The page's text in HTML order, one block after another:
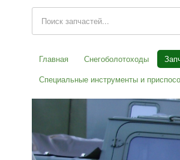
Главная Снегоболотоходы
Специальные инструменты и